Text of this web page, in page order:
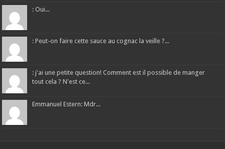
: Oui...
: Peut-on faire cette sauce au cognac la veille ?...
: j'ai une petite question! Comment est il possible de manger
tout cela ? N'est ce...
Emmanuel Estern: Mdr...